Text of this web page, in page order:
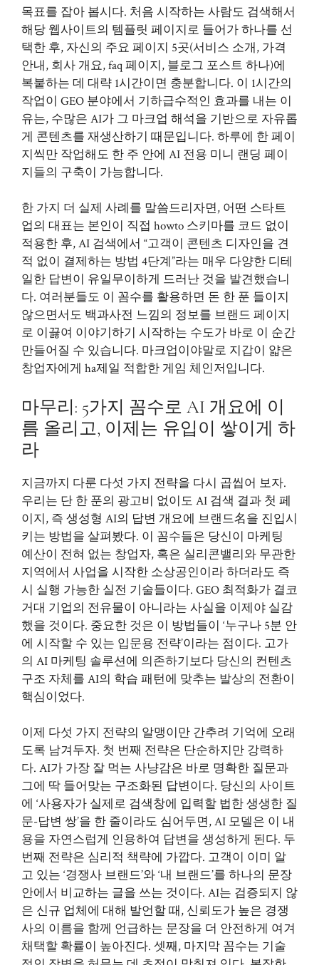
목표를 잡아 봅시다. 처음 시작하는 사람도 검색해서
해당 웹사이트의 템플릿 페이지로 들어가 하나를 선
택한 후, 자신의 주요 페이지 5곳(서비스 소개, 가격
안내, 회사 개요, faq 페이지, 블로그 포스트 하나)에
복붙하는 데 대략 1시간이면 충분합니다. 이 1시간의
작업이 GEO 분야에서 기하급수적인 효과를 내는 이
유는, 수많은 AI가 그 마크업 해석을 기반으로 자유롭
게 콘텐츠를 재생산하기 때문입니다. 하루에 한 페이
지씩만 작업해도 한 주 안에 AI 전용 미니 랜딩 페이
지들의 구축이 가능합니다.
한 가지 더 실제 사례를 말씀드리자면, 어떤 스타트
업의 대표는 본인이 직접 howto 스키마를 코드 없이
적용한 후, AI 검색에서 “고객이 콘텐츠 디자인을 견
적 없이 결제하는 방법 4단계”라는 매우 다양한 디테
일한 답변이 유일무이하게 드러난 것을 발견했습니
다. 여러분들도 이 꼼수를 활용하면 돈 한 푼 들이지
않으면서도 백과사전 느낌의 정보를 브랜드 페이지
로 이끓여 이야기하기 시작하는 수도가 바로 이 순간
만들어질 수 있습니다. 마크업이야말로 지갑이 얇은
창업자에게 ha제일 적합한 게임 체인저입니다.
마무리: 5가지 꼼수로 AI 개요에 이
름 올리고, 이제는 유입이 쌓이게 하
라
지금까지 다룬 다섯 가지 전략을 다시 곱씹어 보자.
우리는 단 한 푼의 광고비 없이도 AI 검색 결과 첫 페
이지, 즉 생성형 AI의 답변 개요에 브랜드名을 진입시
키는 방법을 살펴봤다. 이 꼼수들은 당신이 마케팅
예산이 전혀 없는 창업자, 혹은 실리콘밸리와 무관한
지역에서 사업을 시작한 소상공인이라 하더라도 즉
시 실행 가능한 실전 기술들이다. GEO 최적화가 결코
거대 기업의 전유물이 아니라는 사실을 이제야 실감
했을 것이다. 중요한 것은 이 방법들이 ‘누구나 5분 안
에 시작할 수 있는 입문용 전략’이라는 점이다. 고가
의 AI 마케팅 솔루션에 의존하기보다 당신의 컨텐츠
구조 자체를 AI의 학습 패턴에 맞추는 발상의 전환이
핵심이었다.
이제 다섯 가지 전략의 알맹이만 간추려 기억에 오래
도록 남겨두자. 첫 번째 전략은 단순하지만 강력하
다. AI가 가장 잘 먹는 사냥감은 바로 명확한 질문과
그에 딱 들어맞는 구조화된 답변이다. 당신의 사이트
에 ‘사용자가 실제로 검색창에 입력할 법한 생생한 질
문-답변 쌍’을 한 줄이라도 심어두면, AI 모델은 이 내
용을 자연스럽게 인용하여 답변을 생성하게 된다. 두
번째 전략은 심리적 책략에 가깝다. 고객이 이미 알
고 있는 ‘경쟁사 브랜드’와 ‘내 브랜드’를 하나의 문장
안에서 비교하는 글을 쓰는 것이다. AI는 검증되지 않
은 신규 업체에 대해 발언할 때, 신뢰도가 높은 경쟁
사의 이름을 함께 언급하는 문장을 더 안전하게 여겨
채택할 확률이 높아진다. 셋째, 마지막 꼼수는 기술